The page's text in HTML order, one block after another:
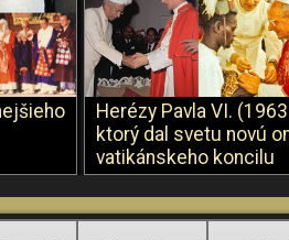
Herézy Pavla VI.
ktorý dal svetu novú
vatikánskeho koncilu